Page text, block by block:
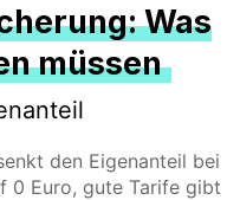
Was
müssen
den Eigenanteil bei
0 Euro, gute Tarife gibt